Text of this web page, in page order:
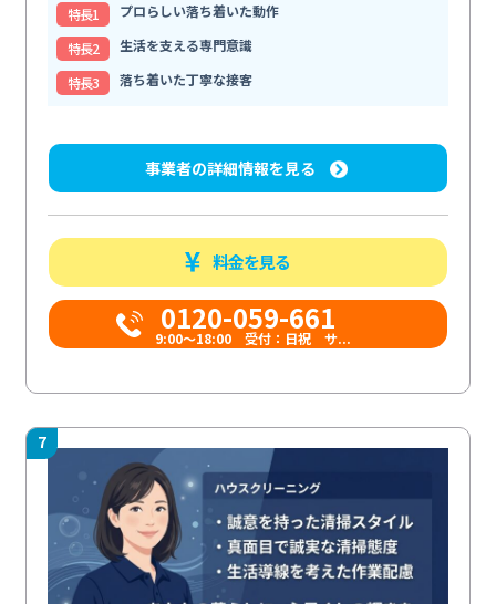
特⻑1
プロらしい落ち着いた動作
特⻑2
生活を支える専門意識
特⻑3
落ち着いた丁寧な接客
事業者の詳細情報を見る
料金を見る
0120-059-661
9:00〜18:00 受付：日祝 サ...
7